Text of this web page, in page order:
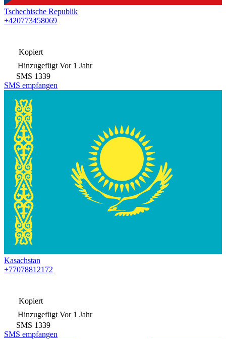
Tschechische Republik
+420773458069
Kopiert
Hinzugefügt Vor 1 Jahr
SMS 1339
SMS empfangen
Kasachstan
+77078812172
Kopiert
Hinzugefügt Vor 1 Jahr
SMS 1339
SMS empfangen